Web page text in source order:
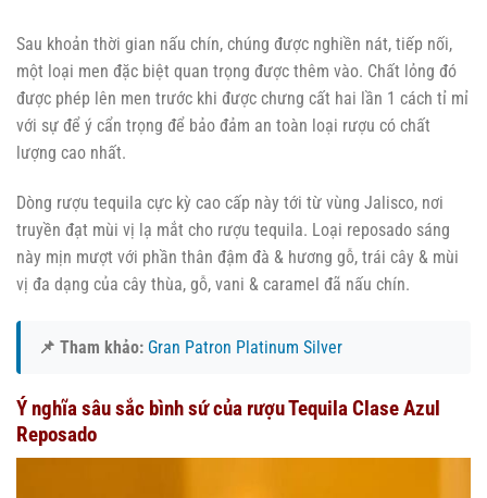
Sau khoản thời gian nấu chín, chúng được nghiền nát, tiếp nối,
một loại men đặc biệt quan trọng được thêm vào. Chất lỏng đó
được phép lên men trước khi được chưng cất hai lần 1 cách tỉ mỉ
với sự để ý cẩn trọng để bảo đảm an toàn loại rượu có chất
lượng cao nhất.
Dòng rượu tequila cực kỳ cao cấp này tới từ vùng Jalisco, nơi
truyền đạt mùi vị lạ mắt cho rượu tequila. Loại reposado sáng
này mịn mượt với phần thân đậm đà & hương gỗ, trái cây & mùi
vị đa dạng của cây thùa, gỗ, vani & caramel đã nấu chín.
📌 Tham khảo: Gran Patron Platinum Silver
Ý nghĩa sâu sắc bình sứ của rượu Tequila Clase Azul
Reposado